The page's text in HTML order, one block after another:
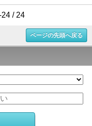
/ 24
ページの先頭へ戻る